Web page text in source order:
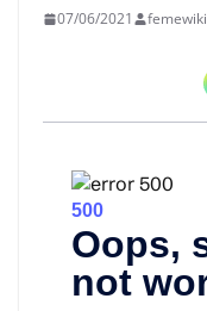
07/06/2021 femewiki